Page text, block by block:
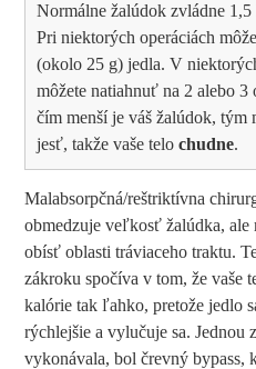
Normálne žalúdok zvládne
Pri niektorých operáciách
(okolo 25 g) jedla. V
môžete natiahnuť na 2 alebo
čím menší je váš žalúdok, tým
jesť, takže vaše telochudne.
Malabsorpčná/reštriktívna
obmedzuje veľkosť žalúdka, ale
obísť oblasti tráviaceho traktu.
zákroku spočíva v tom, že vaše
kalórie tak ľahko, pretože jedlo
rýchlejšie a vylučuje sa. Jednou
vykonávala, bol črevný bypass,